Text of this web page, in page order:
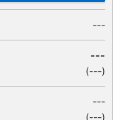
---
---
(---)
---
(---)